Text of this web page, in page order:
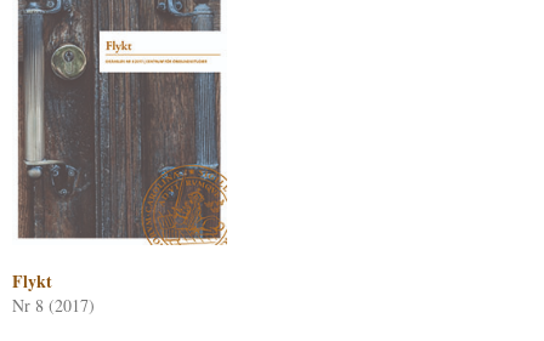
Flykt
Nr 8 (2017)